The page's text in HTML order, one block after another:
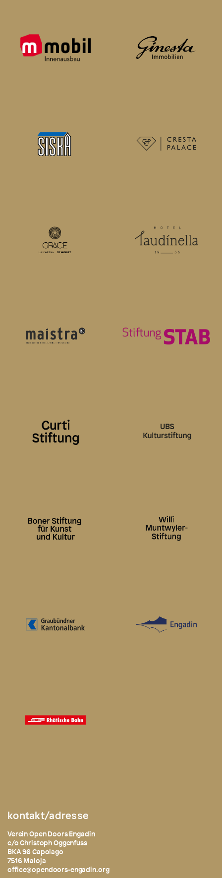
kontakt/adresse
Verein Open Doors Engadin
c/o Christoph Oggenfuss
BKA 96 Capolago
7516 Maloja
office@opendoors-engadin.org